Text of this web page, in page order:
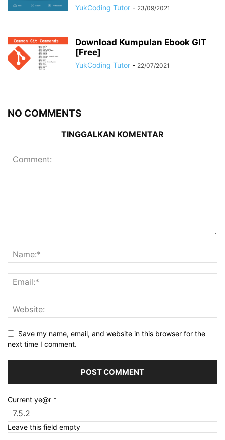
YukCoding Tutor - 23/09/2021
Download Kumpulan Ebook GIT
[Free]
YukCoding Tutor - 22/07/2021
NO COMMENTS
TINGGALKAN KOMENTAR
Save my name, email, and website in this browser for the
next time I comment.
Current ye@r *
Leave this field empty